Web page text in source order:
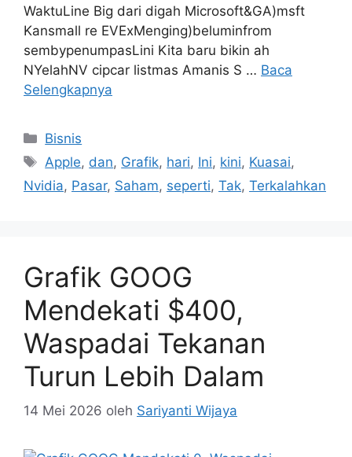
WaktuLine Big dari digah Microsoft&GA)msft
Kansmall re EVExMenging)beluminfrom
sembypenumpasLini Kita baru bikin ah
NYelahNV cipcar listmas Amanis S … Baca
Selengkapnya
Kategori
Bisnis
Tag
Apple, dan, Grafik, hari, Ini, kini, Kuasai,
Nvidia, Pasar, Saham, seperti, Tak, Terkalahkan
Grafik GOOG
Mendekati $400,
Waspadai Tekanan
Turun Lebih Dalam
14 Mei 2026 oleh Sariyanti Wijaya